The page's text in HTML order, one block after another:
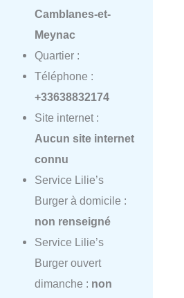
Camblanes-et-
Meynac
Quartier :
Téléphone :
+33638832174
Site internet :
Aucun site internet
connu
Service Lilie’s
Burger à domicile :
non renseigné
Service Lilie’s
Burger ouvert
dimanche : non